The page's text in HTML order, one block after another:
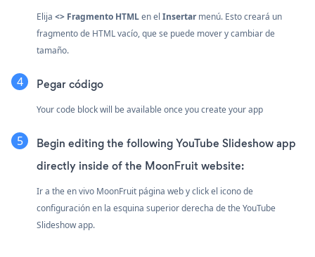
Elija <> Fragmento HTMLen el Insertarmenú. Esto creará un
fragmento de HTML vacío, que se puede mover y cambiar de
tamaño.
Pegar código
Your code block will be available once you create your app
Begin editing the following YouTube Slideshow app
directly inside of the MoonFruit website:
Ir a the en vivo MoonFruit página web y click el icono de
configuraciónen la esquina superior derecha de the YouTube
Slideshow app.